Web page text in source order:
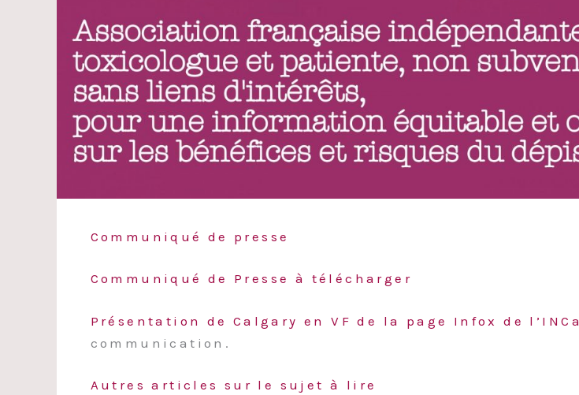
Communiqué de presse
Communiqué de Presse à télécharger
Présentation de Calgary en VF de la page Infox de l’INCa
communication.
Autres articles sur le sujet à lire